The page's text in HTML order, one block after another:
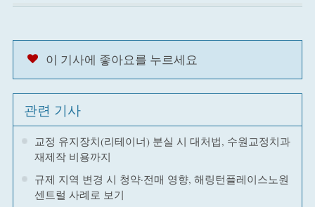
이 기사에 좋아요를 누르세요
관련 기사
교정 유지장치(리테이너) 분실 시 대처법, 수원교정치과
재제작 비용까지
규제 지역 변경 시 청약·전매 영향, 해링턴플레이스노원
센트럴 사례로 보기